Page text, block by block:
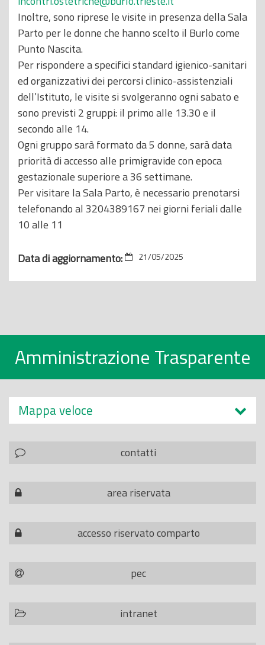
Inoltre, sono riprese le visite in presenza della Sala
Parto per le donne che hanno scelto il Burlo come
Punto Nascita.
Per rispondere a specifici standard igienico-sanitari
ed organizzativi dei percorsi clinico-assistenziali
dell’Istituto, le visite si svolgeranno ogni sabato e
sono previsti 2 gruppi: il primo alle 13.30 e il
secondo alle 14.
Ogni gruppo sarà formato da 5 donne, sarà data
priorità di accesso alle primigravide con epoca
gestazionale superiore a 36 settimane.
Per visitare la Sala Parto, è necessario prenotarsi
telefonando al 3204389167 nei giorni feriali dalle
10 alle 11
Data di aggiornamento: 21/05/2025
Amministrazione Trasparente
Mappa veloce
contatti
area riservata
accesso riservato comparto
pec
intranet